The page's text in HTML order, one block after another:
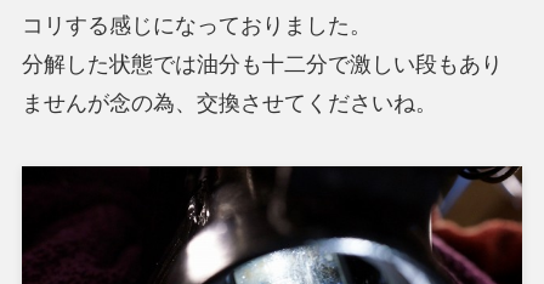
コリする感じになっておりました。
分解した状態では油分も十二分で激しい段もあり
ませんが念の為、交換させてくださいね。